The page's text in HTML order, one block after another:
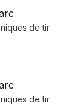
de tir
de tir